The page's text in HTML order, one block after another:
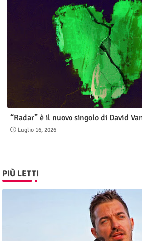
“Radar” è il nuovo singolo di David
Luglio 16, 2026
PIÙ LETTI